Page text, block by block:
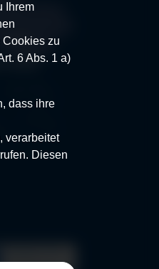
Ihrem
zu
6 Abs. 1 a)
dass ihre
verarbeitet
Diesen